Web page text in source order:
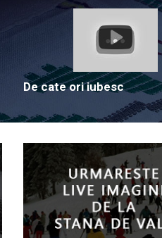
De cate ori iubesc